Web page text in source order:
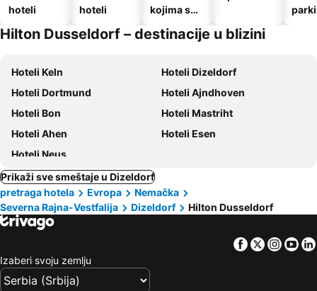
hoteli
hoteli
kojima su
kućni
Hilton Dusseldorf – destinacije u blizini
Hoteli Keln
Hoteli Dizeldorf
Hoteli Dortmund
Hoteli Ajndhoven
Hoteli Bon
Hoteli Mastriht
Hoteli Ahen
Hoteli Esen
Hoteli Neus
Prikaži sve smeštaje u Dizeldorf
pretraga hotela
Evropa
Nemačka
Severna Rajna-Vestfalija
Dizeldorf Hilton Dusseldorf
Facebook
Twitter
Izaberi svoju zemlju